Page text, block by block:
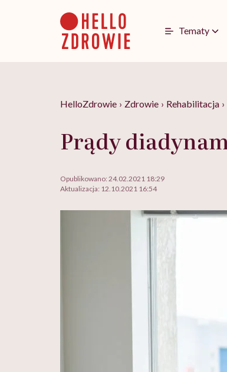
Tematy
HelloZdrowie › Zdrowie › Rehabilitacja ›
Prądy
Opublikowano: 24.02.2021 18:29
Aktualizacja: 12.10.2021 16:54